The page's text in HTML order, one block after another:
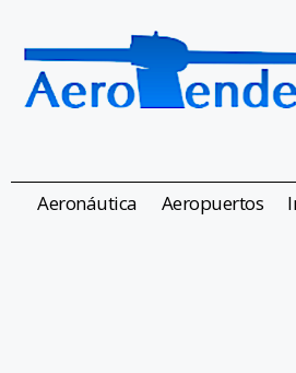
Aeronáutica Aeropuertos